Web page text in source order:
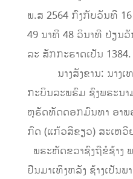
ພ.ສ 2564 ກົງກັບວັນທີ 16
49 ນາທີ 48 ວິນາທີ ປ່ຽນ
ລະ ສັກກະຣາດເປັນ 1384.
ນາງສັງຂານ: ນາງເທ
ກະບິນລະພຣົມ ຊົງພຣະນາ
ຫຸຣັດທັດດອກມົນທາ ອາພ
ກົດ (ແກ້ວສີຂຽວ) ສະເ
ພຣະຫັດຂວາຊົງຖືຂໍຊ້າງ
ຢືນມາເທິງຫລັງ ຊ້າງເປັນພ